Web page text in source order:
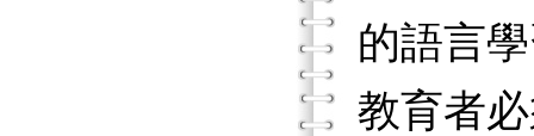
的語言
教育者